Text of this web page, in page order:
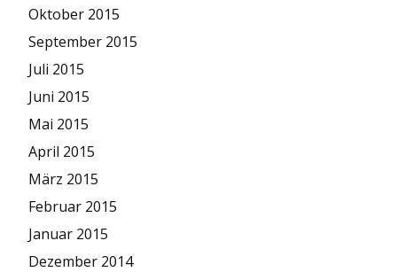
Oktober 2015
September 2015
Juli 2015
Juni 2015
Mai 2015
April 2015
März 2015
Februar 2015
Januar 2015
Dezember 2014